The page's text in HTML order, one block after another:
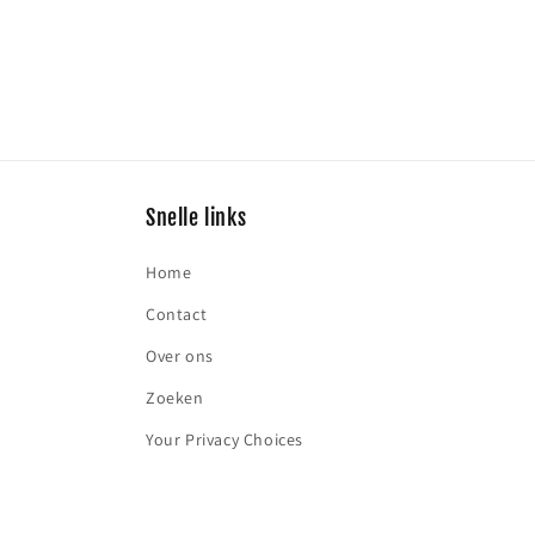
Snelle links
Home
Contact
Over ons
Zoeken
Your Privacy Choices